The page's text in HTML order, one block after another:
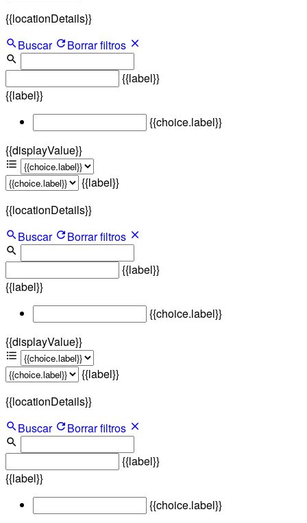
{{locationDetails}}
Buscar
Borrar filtros
{{label}}
{{label}}
{{choice.label}}
{{displayValue}}
{{label}}
{{locationDetails}}
Buscar
Borrar filtros
{{label}}
{{label}}
{{choice.label}}
{{displayValue}}
{{label}}
{{locationDetails}}
Buscar
Borrar filtros
{{label}}
{{label}}
{{choice.label}}